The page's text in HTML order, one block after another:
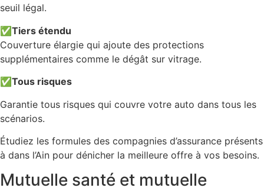
seuil légal.
✅Tiers étendu
Couverture élargie qui ajoute des protections
supplémentaires comme le dégât sur vitrage.
✅Tous risques
Garantie tous risques qui couvre votre auto dans tous les
scénarios.
Étudiez les formules des compagnies d’assurance présents
à dans l’Ain pour dénicher la meilleure offre à vos besoins.
Mutuelle santé et mutuelle